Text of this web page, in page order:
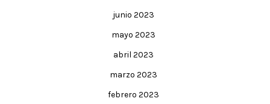
junio 2023
mayo 2023
abril 2023
marzo 2023
febrero 2023